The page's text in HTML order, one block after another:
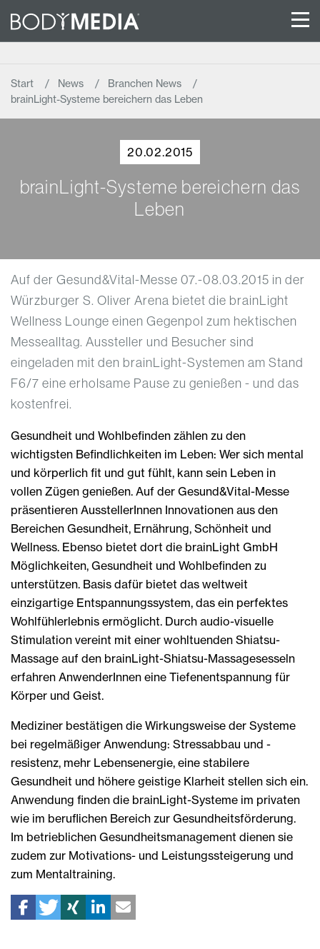
Start News
Branchen News
brainLight-Systeme bereichern das Leben
20.02.2015
brainLight-Systeme bereichern das
Leben
Auf der Gesund&Vital-Messe 07.-08.03.2015 in der
Würzburger S. Oliver Arena bietet die brainLight
Wellness Lounge einen Gegenpol zum hektischen
Messealltag. Aussteller und Besucher sind
eingeladen mit den brainLight-Systemen am Stand
F6/7 eine erholsame Pause zu genießen - und das
kostenfrei.
Gesundheit und Wohlbefinden zählen zu den
wichtigsten Befindlichkeiten im Leben: Wer sich mental
und körperlich fit und gut fühlt, kann sein Leben in
vollen Zügen genießen. Auf der Gesund&Vital-Messe
präsentieren AusstellerInnen Innovationen aus den
Bereichen Gesundheit, Ernährung, Schönheit und
Wellness. Ebenso bietet dort die brainLight GmbH
Möglichkeiten, Gesundheit und Wohlbefinden zu
unterstützen. Basis dafür bietet das weltweit
einzigartige Entspannungssystem, das ein perfektes
Wohlfühlerlebnis ermöglicht. Durch audio-visuelle
Stimulation vereint mit einer wohltuenden Shiatsu-
Massage auf den brainLight-Shiatsu-Massagesesseln
erfahren AnwenderInnen eine Tiefenentspannung für
Körper und Geist.
Mediziner bestätigen die Wirkungsweise der Systeme
bei regelmäßiger Anwendung: Stressabbau und -
resistenz, mehr Lebensenergie, eine stabilere
Gesundheit und höhere geistige Klarheit stellen sich ein.
Anwendung finden die brainLight-Systeme im privaten
wie im beruflichen Bereich zur Gesundheitsförderung.
Im betrieblichen Gesundheitsmanagement dienen sie
zudem zur Motivations- und Leistungssteigerung und
zum Mentaltraining.